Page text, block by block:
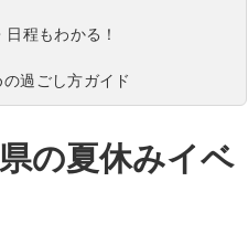
程もわかる！
過ごし方ガイド
の夏休みイベ